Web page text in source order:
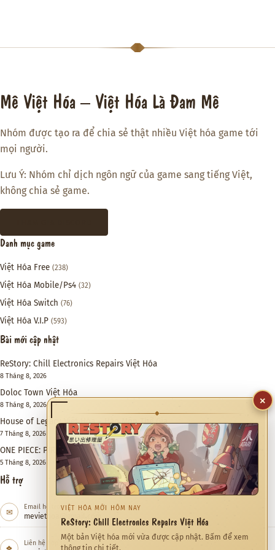
Mê Việt Hóa – Việt Hóa Là Đam Mê
Nhóm được tạo ra để chia sẻ thật nhiều Việt hóa game tới
mọi người.
Lưu Ý: Nhóm chỉ dịch ngôn ngữ của game sang tiếng Việt,
không chia sẻ game.
Danh mục game
Việt Hóa Free (238)
Việt Hóa Mobile/Ps4 (32)
Việt Hóa Switch (76)
Việt Hóa V.I.P (593)
Bài mới cập nhật
ReStory: Chill Electronics Repairs Việt Hóa
8 Tháng 8, 2026
Doloc Town Việt Hóa
8 Tháng 8, 2026
House of Legacy Việt Hóa – Hào Môn Thế Gia
7 Tháng 8, 2026
ONE PIECE: PIRATE WARRIORS 4 Việt Hóa
5 Tháng 8, 2026
Hỗ trợ
✉ Email hỗ trợ
meviethoa@gmail.com
Liên hệ hợp tác
×
◆
VIỆT HÓA MỚI HÔM NAY
ReStory: Chill Electronics Repairs Việt Hóa
Một bản Việt hóa mới vừa được cập nhật. Bấm để xem
thông tin chi tiết.